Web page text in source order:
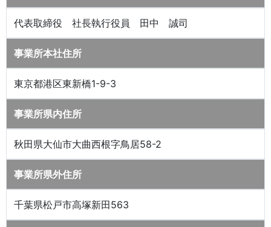
代表取締役 社長執行役員 田中 誠司
事業所本社住所
東京都港区東新橋1-9-3
事業所県内住所
秋田県大仙市大曲西根字鳥居58-2
事業所県外住所
千葉県松戸市高塚新田563